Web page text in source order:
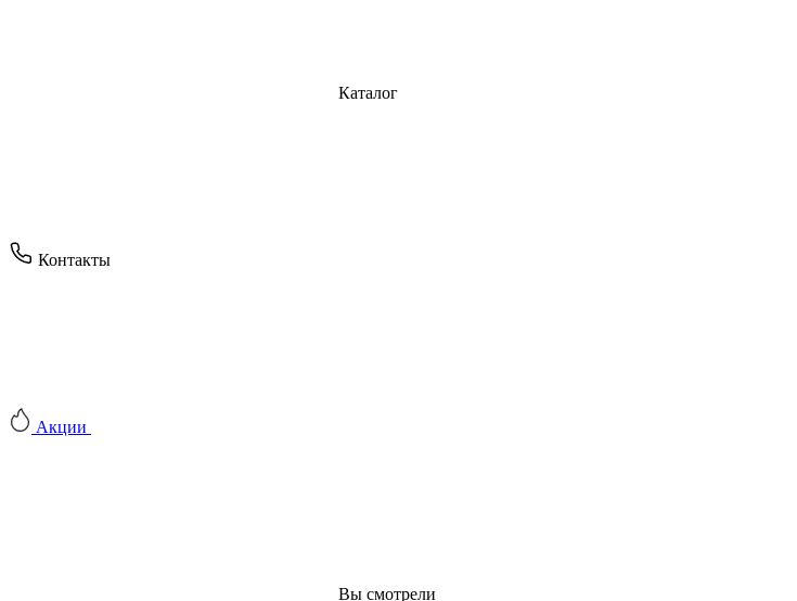
Каталог
Контакты
Акции
Вы смотрели